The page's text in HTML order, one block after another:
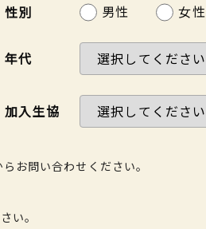
性別 男性 女性
年代
加入生協
らお問い合わせください。
い。